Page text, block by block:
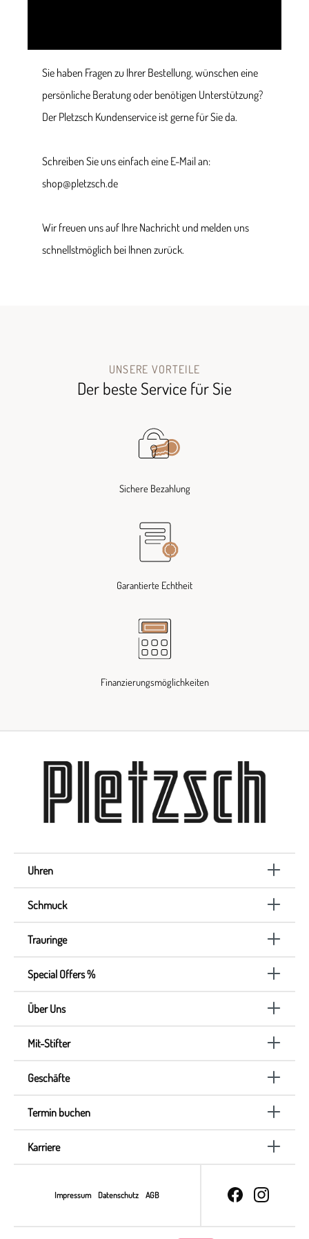
Sie haben Fragen zu Ihrer Bestellung, wünschen eine
persönliche Beratung oder benötigen Unterstützung?
Der Pletzsch Kundenservice ist gerne für Sie da.
Schreiben Sie uns einfach eine E-Mail an:
shop@pletzsch.de
Wir freuen uns auf Ihre Nachricht und melden uns
schnellstmöglich bei Ihnen zurück.
UNSERE VORTEILE
Der beste Service für Sie
Sichere Bezahlung
Garantierte Echtheit
Finanzierungsmöglichkeiten
Uhren
Schmuck
Trauringe
Special Offers %
Über Uns
Mit-Stifter
Geschäfte
Termin buchen
Karriere
Impressum Datenschutz AGB